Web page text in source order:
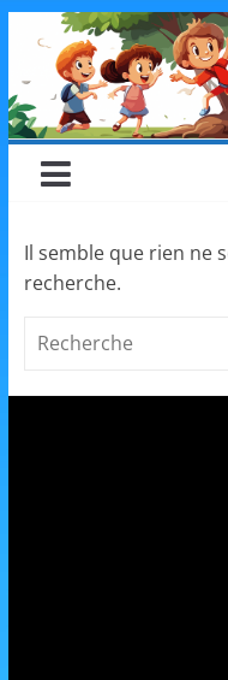
content
Il semble que rien ne
recherche.
Search